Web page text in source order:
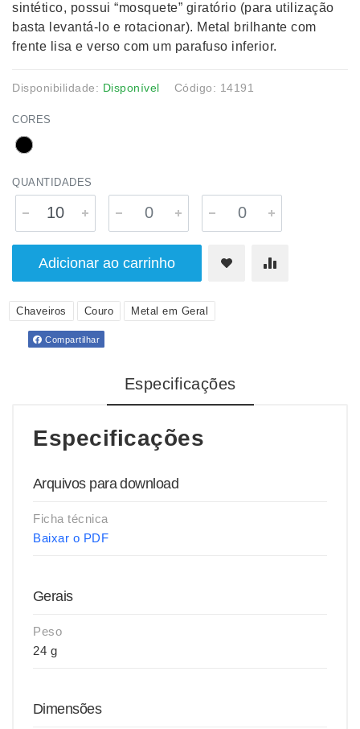
sintético, possui “mosquete” giratório (para utilização
basta levantá-lo e rotacionar). Metal brilhante com
frente lisa e verso com um parafuso inferior.
Disponibilidade: Disponível Código: 14191
CORES
QUANTIDADES
Adicionar ao carrinho
Chaveiros Couro Metal em Geral
Compartilhar
Especificações
Especificações
Arquivos para download
Ficha técnica
Baixar o PDF
Gerais
Peso
24 g
Dimensões